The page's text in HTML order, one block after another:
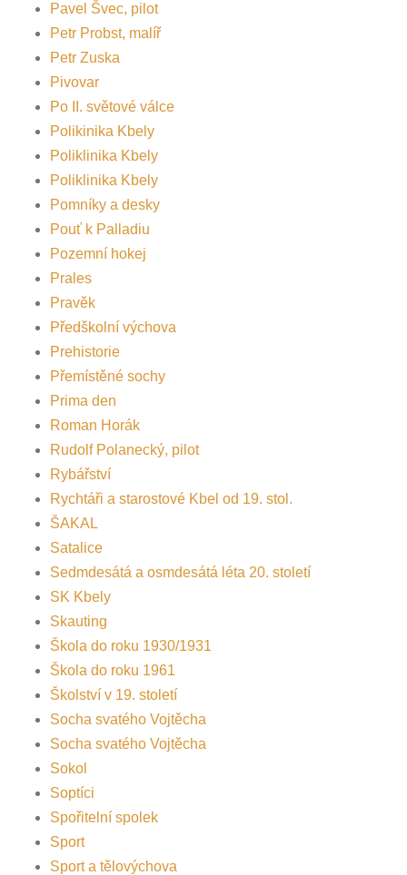
Pavel Švec, pilot
Petr Probst, malíř
Petr Zuska
Pivovar
Po II. světové válce
Polikinika Kbely
Poliklinika Kbely
Poliklinika Kbely
Pomníky a desky
Pouť k Palladiu
Pozemní hokej
Prales
Pravěk
Předškolní výchova
Prehistorie
Přemístěné sochy
Prima den
Roman Horák
Rudolf Polanecký, pilot
Rybářství
Rychtáři a starostové Kbel od 19. stol.
ŠAKAL
Satalice
Sedmdesátá a osmdesátá léta 20. století
SK Kbely
Skauting
Škola do roku 1930/1931
Škola do roku 1961
Školství v 19. století
Socha svatého Vojtěcha
Socha svatého Vojtěcha
Sokol
Soptíci
Spořitelní spolek
Sport
Sport a tělovýchova